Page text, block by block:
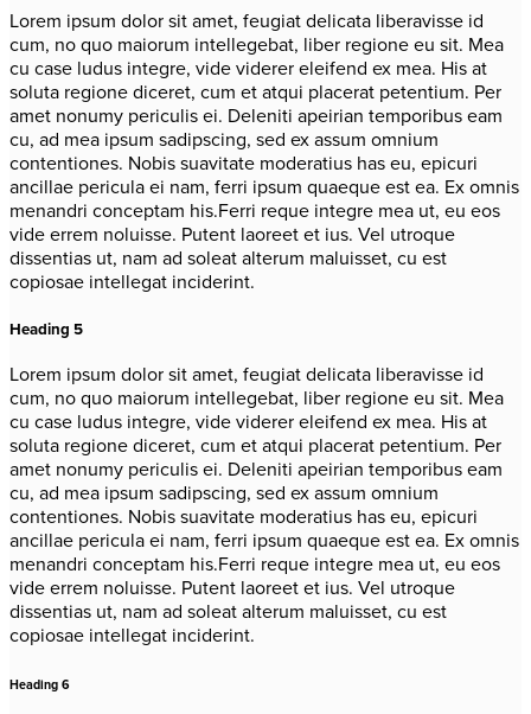
Lorem ipsum dolor sit amet, feugiat delicata liberavisse id
cum, no quo maiorum intellegebat, liber regione eu sit. Mea
cu case ludus integre, vide viderer eleifend ex mea. His at
soluta regione diceret, cum et atqui placerat petentium. Per
amet nonumy periculis ei. Deleniti apeirian temporibus eam
cu, ad mea ipsum sadipscing, sed ex assum omnium
contentiones. Nobis suavitate moderatius has eu, epicuri
ancillae pericula ei nam, ferri ipsum quaeque est ea. Ex omnis
menandri conceptam his.Ferri reque integre mea ut, eu eos
vide errem noluisse. Putent laoreet et ius. Vel utroque
dissentias ut, nam ad soleat alterum maluisset, cu est
copiosae intellegat inciderint.
Heading 5
Lorem ipsum dolor sit amet, feugiat delicata liberavisse id
cum, no quo maiorum intellegebat, liber regione eu sit. Mea
cu case ludus integre, vide viderer eleifend ex mea. His at
soluta regione diceret, cum et atqui placerat petentium. Per
amet nonumy periculis ei. Deleniti apeirian temporibus eam
cu, ad mea ipsum sadipscing, sed ex assum omnium
contentiones. Nobis suavitate moderatius has eu, epicuri
ancillae pericula ei nam, ferri ipsum quaeque est ea. Ex omnis
menandri conceptam his.Ferri reque integre mea ut, eu eos
vide errem noluisse. Putent laoreet et ius. Vel utroque
dissentias ut, nam ad soleat alterum maluisset, cu est
copiosae intellegat inciderint.
Heading 6